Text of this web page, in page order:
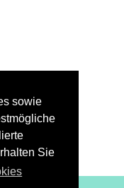
sowie
Sie